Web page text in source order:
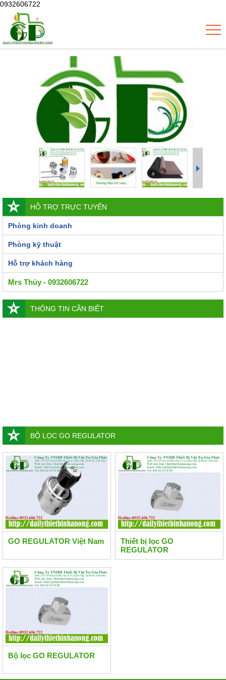
0932606722
HỖ TRỢ TRỰC TUYẾN
Phòng kinh doanh
Phòng kỹ thuật
Hỗ trợ khách hàng
Mrs Thủy - 0932606722
THÔNG TIN CẦN BIẾT
BỘ LỌC GO REGULATOR
GO REGULATOR Việt Nam
Thiết bị lọc GO
REGULATOR
Bộ lọc GO REGULATOR